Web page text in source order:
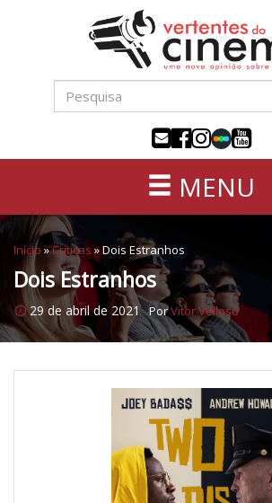
conteúdo
sétima
MENU
Início »Críticas »Dois Estranhos
Dois Estranhos
29 de abril de 2021 PorVitor Velloso